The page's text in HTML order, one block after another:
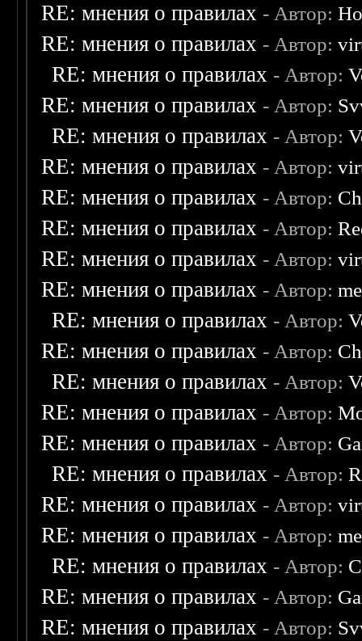
RE: мнения о правилах - Автор:
RE: мнения о правилах - Автор:
RE: мнения о правилах - Автор:
RE: мнения о правилах - Автор:
RE: мнения о правилах - Автор:
RE: мнения о правилах - Автор:
RE: мнения о правилах - Автор:
RE: мнения о правилах - Автор:
RE: мнения о правилах - Автор:
RE: мнения о правилах - Автор:
RE: мнения о правилах - Автор:
RE: мнения о правилах - Автор:
RE: мнения о правилах - Автор:
RE: мнения о правилах - Автор:
RE: мнения о правилах - Автор:
RE: мнения о правилах - Автор:
RE: мнения о правилах - Автор:
RE: мнения о правилах - Автор:
RE: мнения о правилах - Автор:
RE: мнения о правилах - Автор:
RE: мнения о правилах - Автор: